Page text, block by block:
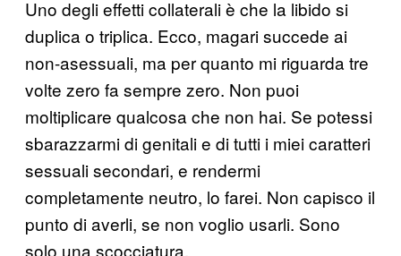
Uno degli effetti collaterali è che la libido si
duplica o triplica. Ecco, magari succede ai
non-asessuali, ma per quanto mi riguarda tre
volte zero fa sempre zero. Non puoi
moltiplicare qualcosa che non hai. Se potessi
sbarazzarmi di genitali e di tutti i miei caratteri
sessuali secondari, e rendermi
completamente neutro, lo farei. Non capisco il
punto di averli, se non voglio usarli. Sono
solo una scocciatura.